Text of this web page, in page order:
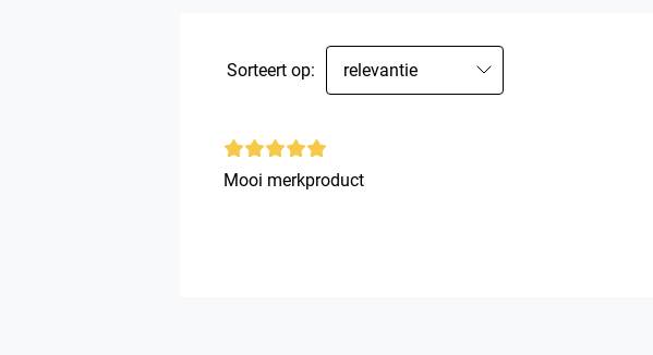
Sorteert op: relevantie
Mooi merkproduct